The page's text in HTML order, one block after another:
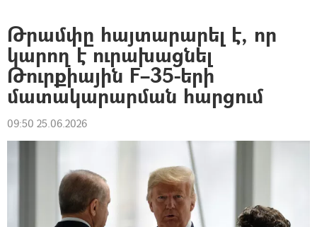
Թրամփը հայտարարել է, որ
կարող է ուրախացնել
Թուրքիային F–35-երի
մատակարարման հարցում
09:50 25.06.2026